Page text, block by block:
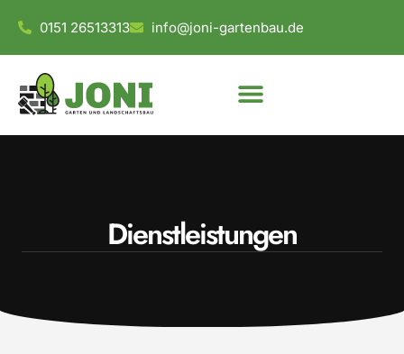
0151 26513313 info@joni-gartenbau.de
Dienstleistungen